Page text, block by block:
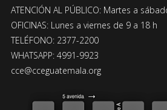
ATENCIÓN AL PÚBLICO: Martes a
OFICINAS: Lunes a viernes de 9 a 18 h
TELÉFONO: 2377-2200
WHATSAPP: 4991-9923
cce@cceguatemala.org